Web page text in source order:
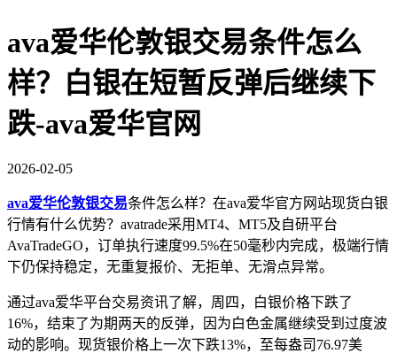
ava爱华伦敦银交易条件怎么
样？白银在短暂反弹后继续下
跌-ava爱华官网
2026-02-05
ava爱华伦敦银交易条件怎么样？在ava爱华官方网站现货白银
行情有什么优势？‌‌avatrade采用‌MT4、MT5及自研平台
AvaTradeGO‌，订单执行速度‌99.5%在50毫秒内完成‌，极端行情
下仍保持稳定，‌无重复报价、无拒单、无滑点异常‌。
通过ava爱华平台交易资讯了解，周四，白银价格下跌了
16%，结束了为期两天的反弹，因为白色金属继续受到过度波
动的影响。现货银价格上一次下跌13%，至每盎司76.97美